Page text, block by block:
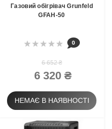
Газовий обігрівач Grunfeld
GFAH-50
0
6 652 ₴
6 320 ₴
НЕМАЄ В НАЯВНОСТІ